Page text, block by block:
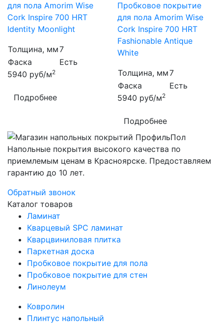
для пола Amorim Wise
Cork Inspire 700 HRT
Identity Moonlight
Толщина, мм7
Фаска
Есть
5940 руб/м2
Подробнее
Пробковое покрытие
для пола Amorim Wise
Cork Inspire 700 HRT
Fashionable Antique
White
Толщина, мм7
Фаска
Есть
5940 руб/м2
Подробнее
Напольные покрытия высокого качества по
приемлемым ценам в Красноярске. Предоставляем
гарантию до 10 лет.
Обратный звонок
Каталог товаров
Ламинат
Кварцевый SPC ламинат
Кварцвиниловая плитка
Паркетная доска
Пробковое покрытие для пола
Пробковое покрытие для стен
Линолеум
Ковролин
Плинтус напольный